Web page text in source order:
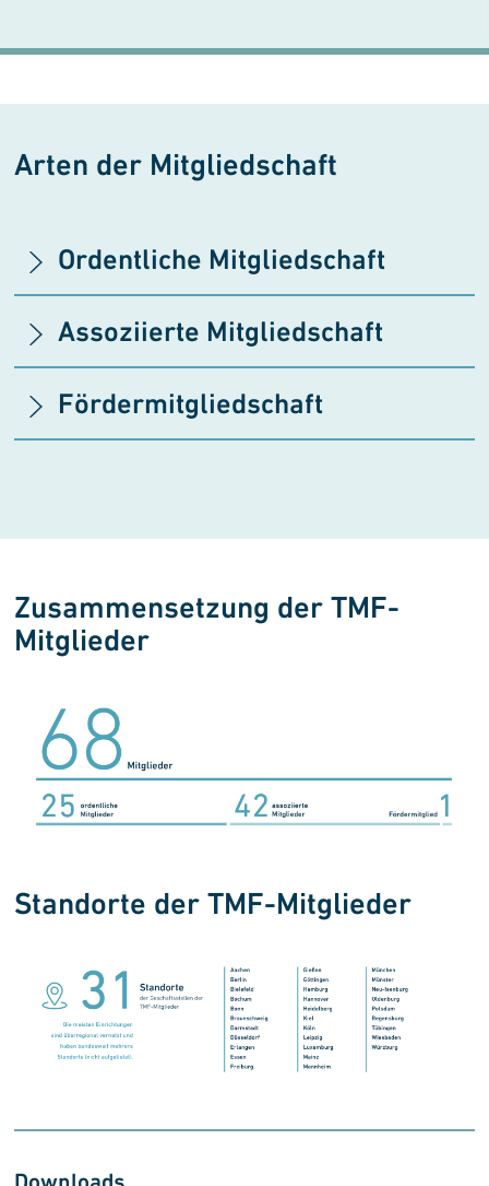
Arten der Mitgliedschaft
Ordentliche Mitgliedschaft
Assoziierte Mitgliedschaft
Fördermitgliedschaft
Zusammensetzung der TMF-
Mitglieder
Standorte der TMF-Mitglieder